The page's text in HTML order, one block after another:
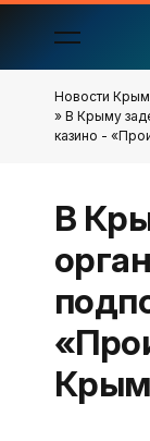
Новости
» В Крыму
казино -
В